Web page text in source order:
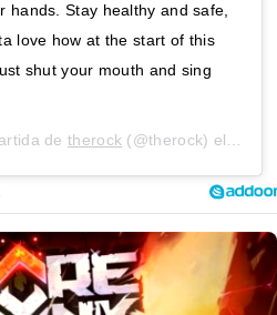
hands. Stay healthy and safe,
love how at the start of this
shut your mouth and sing
detherock (@therock) el 2